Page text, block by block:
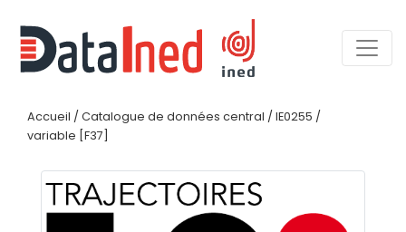
Accueil / Catalogue de données central / IE0255 /
variable [F37]